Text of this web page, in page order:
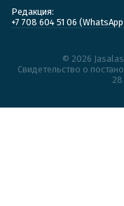
Редакция:
+7 708 604 51 06
© 2026
Cвидетельство о